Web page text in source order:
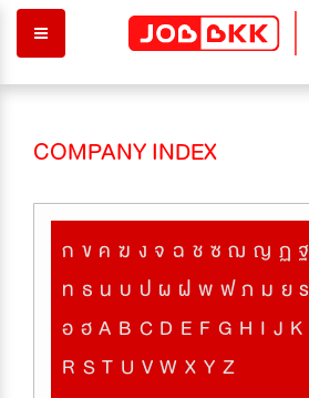
COMPANY INDEX
ก ข ค ฆ ง จ ฉ ช ซ ฌ ญ ฏ ฐ
ท ธ น บ ป ผ ฝ พ ฟ ภ ม ย ร
อ ฮ A B C D E F G H I J K
R S T U V W X Y Z